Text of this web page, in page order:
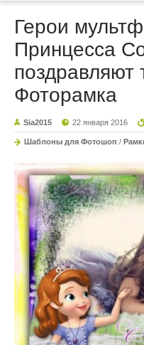
Герои
Принцесса
поздравляют
Фоторамка
Sia2015 22 января 2016
Шаблоны для Фотошоп /